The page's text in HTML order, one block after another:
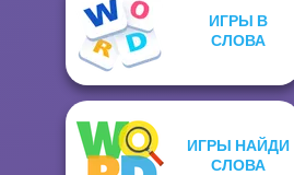
ИГРЫ В
СЛОВА
ИГРЫ НАЙДИ
СЛОВА